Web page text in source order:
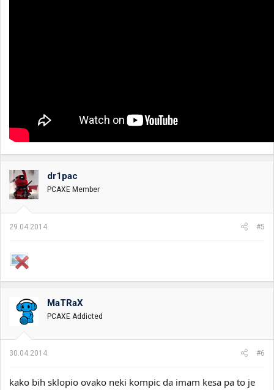
dr1pac
PCAXE Member
29.04.2014. #5
MaTRaX
PCAXE Addicted
30.04.2014. #6
kako bih sklopio ovako neki kompic da imam kesa pa to je